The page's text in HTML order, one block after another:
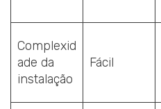
Complexid
ade da
instalação
Fácil